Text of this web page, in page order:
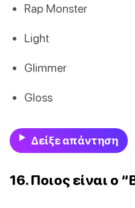
Rap Monster
Light
Glimmer
Gloss
Δείξε απάντηση
16. Ποιος είναι ο